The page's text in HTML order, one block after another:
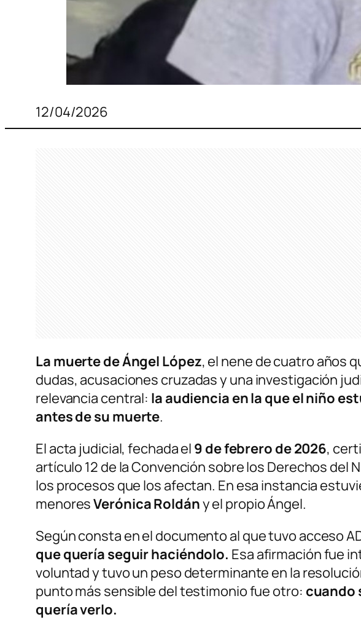
12/04/2026
La muerte de Ángel López, el nene de cuatro años
dudas, acusaciones cruzadas y una investigación
relevancia central: la audiencia en la que el niño
antes de su muerte.
El acta judicial, fechada el 9 de febrero de 2026,
artículo 12 de la Convención sobre los Derechos del
los procesos que los afectan. En esa instancia
menoresVerónica Roldány el propio Ángel.
Según consta en el documento al que tuvo acceso
que quería seguir haciéndolo. Esa afirmación fue
voluntad y tuvo un peso determinante en la
punto más sensible del testimonio fue otro: cuando
quería verlo.